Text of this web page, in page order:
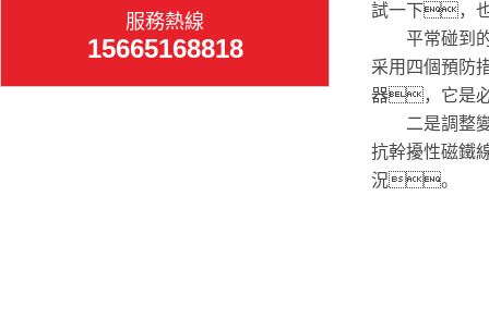
服務熱線
15665168818
試一下，
平常碰到的
采用四個預防
器，它是
二是調整變
抗幹擾性磁鐵
況。